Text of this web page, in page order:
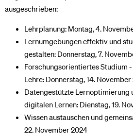
ausgeschrieben:
Lehrplanung: Montag, 4.
Lernumgebungen effektiv und
gestalten: Donnerstag, 7.
Forschungsorientiertes Studium
Lehre: Donnerstag, 14.
Datengestützte Lernoptimierung
digitalen Lernen: Dienstag, 19.
Wissen austauschen und
22. November 2024